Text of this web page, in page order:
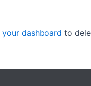
your dashboard to